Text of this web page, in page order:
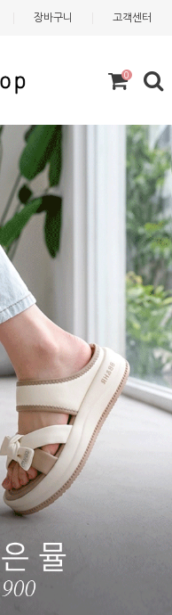
장바구니 고객센터
0